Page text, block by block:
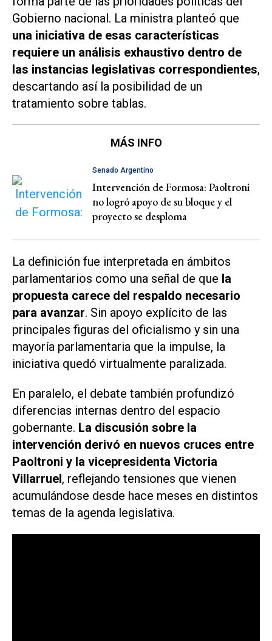
Gobierno nacional. La ministra planteó que
una iniciativa de esas características
requiere un análisis exhaustivo dentro de
las instancias legislativas correspondientes,
descartando así la posibilidad de un
tratamiento sobre tablas.
MÁS INFO
Senado Argentino
Intervención de Formosa: Paoltroni
no logró apoyo de su bloque y el
proyecto se desploma
La definición fue interpretada en ámbitos
parlamentarios como una señal de que la
propuesta carece del respaldo necesario
para avanzar. Sin apoyo explícito de las
principales figuras del oficialismo y sin una
mayoría parlamentaria que la impulse, la
iniciativa quedó virtualmente paralizada.
En paralelo, el debate también profundizó
diferencias internas dentro del espacio
gobernante. La discusión sobre la
intervención derivó en nuevos cruces entre
Paoltroni y la vicepresidenta Victoria
Villarruel, reflejando tensiones que vienen
acumulándose desde hace meses en distintos
temas de la agenda legislativa.